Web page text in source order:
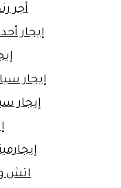
أجر
إيجار
إيجار
إيجار
اتش وان 7 راكب